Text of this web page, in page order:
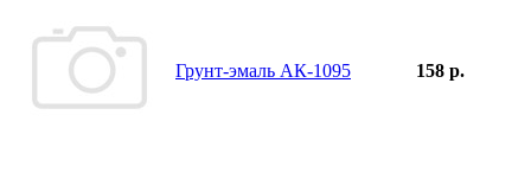
Грунт-эмаль АК-1095 158 р.